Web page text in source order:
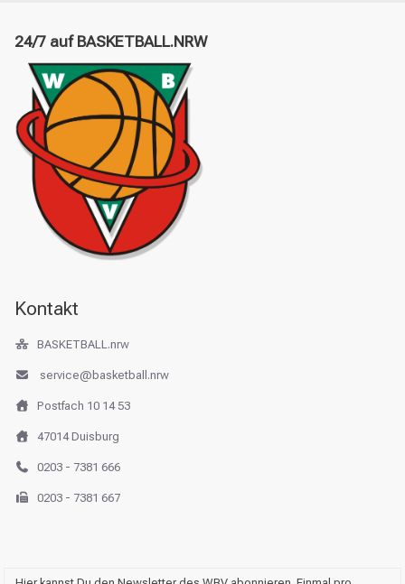
24/7 auf BASKETBALL.NRW
Kontakt
BASKETBALL.nrw
service@basketball.nrw
Postfach 10 14 53
47014 Duisburg
0203 - 7381 666
0203 - 7381 667